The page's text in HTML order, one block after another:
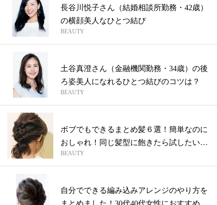
長谷川悦子さん（結婚相談所勤務・42歳）
の横顔美人なひとつ結び
BEAUTY
土谷真澄さん（金融機関勤務・34歳）の後
ろ姿美人になれるひとつ結びのコツは？
BEAUTY
ボブでもできるまとめ髪６選！簡単なのに
おしゃれ！同じ髪型に飽きたら試したいア
レン...
BEAUTY
自分でできる編み込みアレンジのやり方を
まとめました！30代40代女性におすすめ